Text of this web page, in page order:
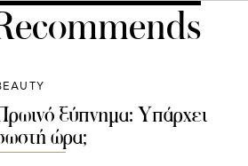
ξύπνημα: Υπάρχει
ώρα;